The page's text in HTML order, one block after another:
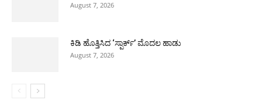
August 7, 2026
ಕಿಡಿ ಹೊತ್ತಿಸಿದ ‘ಸ್ಪಾರ್ಕ್’ ಮೊದಲ ಹಾಡು
August 7, 2026